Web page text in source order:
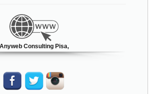
Anyweb Consulting Pisa,